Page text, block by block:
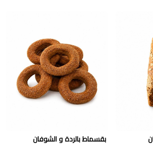
بقسماط بالردة و الشوفان